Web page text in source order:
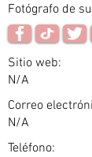
Fotógrafo de
Sitio web:
N/A
Correo
N/A
Teléfono: